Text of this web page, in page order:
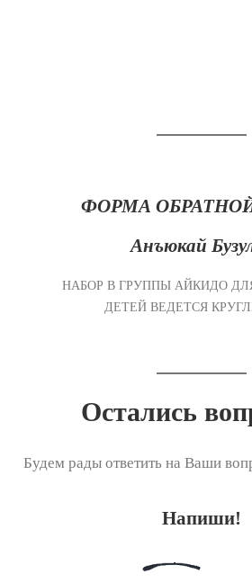
ФОРМА
Анъюкай
НАБОР В ГРУППЫ АЙКИДО
ДЕТЕЙ ВЕДЕТСЯ
Остались
Будем рады ответить на Ваши
Напиши!